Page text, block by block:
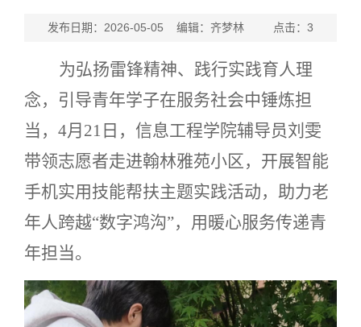
发布日期：2026-05-05 编辑：齐梦林 点击： 3
为弘扬雷锋精神、践行实践育人理
念，引导青年学子在服务社会中锤炼担
当， 4月 21 日，信息工程学院辅导员刘雯
带领志愿者走进翰林雅苑小区，开展智能
手机实用技能帮扶主题实践活动，助力老
年人跨越“数字鸿沟”，用暖心服务传递青
年担当。